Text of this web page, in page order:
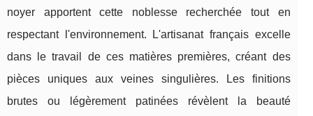
noyer apportent cette noblesse recherchée tout en
respectant l'environnement. L'artisanat français excelle
dans le travail de ces matières premières, créant des
pièces uniques aux veines singulières. Les finitions
brutes ou légèrement patinées révèlent la beauté